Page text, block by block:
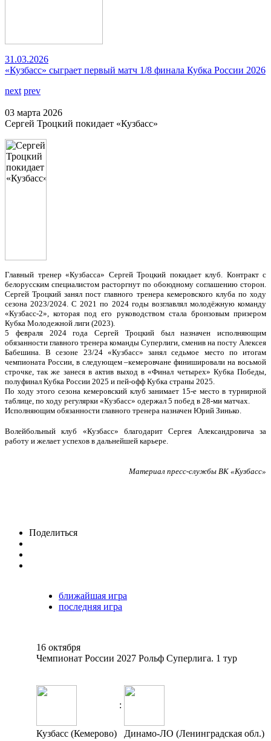
31.03.2026
«Кузбасс» сыграет первый матч 1/8 финала Кубка России 2026
next prev
03 марта 2026
Сергей Троцкий покидает «Кузбасс»
Главный тренер «Кузбасса» Сергей Троцкий покидает клуб. Контракт с
белорусским специалистом расторгнут по обоюдному соглашению сторон.
Сергей Троцкий занял пост главного тренера кемеровского клуба по ходу
сезона 2023/2024. С 2021 по 2024 годы возглавлял молодёжную команду
«Кузбасс-2», которая под его руководством стала бронзовым призером
Кубка Молодежной лиги (2023).
5 февраля 2024 года Сергей Троцкий был назначен исполняющим
обязанности главного тренера команды Суперлиги, сменив на посту Алексея
Бабешина. В сезоне 23/24 «Кузбасс» занял седьмое место по итогам
чемпионата России, в следующем –кемеровчане финишировали на восьмой
строчке, так же занеся в актив выход в «Финал четырех» Кубка Победы,
полуфинал Кубка России 2025 и пей-офф Кубка страны 2025.
По ходу этого сезона кемеровский клуб занимает 15-е место в турнирной
таблице, по ходу регулярки «Кузбасс» одержал 5 побед в 28-ми матчах.
Исполняющим обязанности главного тренера назначен Юрий Зинько.
Волейбольный клуб «Кузбасс» благодарит Сергея Александровича за
работу и желает успехов в дальнейшей карьере.
Материал пресс-службы ВК «Кузбасс»
Поделиться
ближайшая игра
последняя игра
16 октября
Чемпионат России 2027 Рольф Суперлига. 1 тур
:
Кузбасс (Кемерово) Динамо-ЛО (Ленинградская обл.)